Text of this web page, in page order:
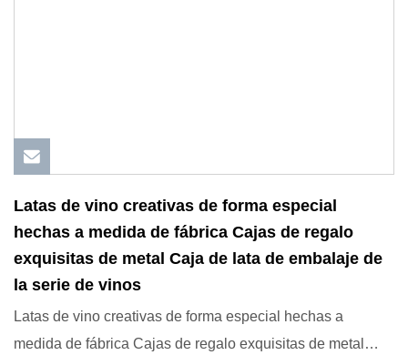
Latas de vino creativas de forma especial
hechas a medida de fábrica Cajas de regalo
exquisitas de metal Caja de lata de embalaje de
la serie de vinos
Latas de vino creativas de forma especial hechas a
medida de fábrica Cajas de regalo exquisitas de metal